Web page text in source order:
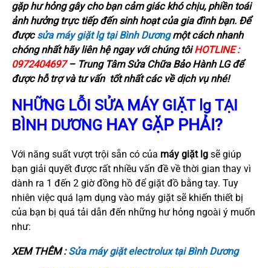
gặp hư hỏng gây cho bạn cảm giác khó chịu, phiền toái
ảnh hưởng trực tiếp đến sinh hoạt của gia đình bạn. Để
đượcsửa máy giặt lg tại Bình Dươngmột cách nhanh
chóng nhất hãy liên hệ ngay với chúng tôiHOTLINE :
0972404697– Trung Tâm Sửa Chữa Bảo Hành LG để
được hỗ trợ và tư vấn tốt nhất các về dịch vụ nhé!
NHỮNG LỖI SỬA MÁY GIẶT lg TẠI
BÌNH DƯƠNG HAY GẶP PHẢI?
Với năng suất vượt trội sẵn có của máy giặt lgsẽ giúp
bạn giải quyết được rất nhiều vấn đề về thời gian thay vì
dành ra 1 đến 2 giờ đồng hồ để giặt đồ bằng tay. Tuy
nhiên việc quá lạm dụng vào máy giặt sẽ khiến thiết bị
của bạn bị quá tải dẫn đến những hư hỏng ngoài ý muốn
như:
XEM THÊM :Sửa máy giặt electrolux tại Bình Dương